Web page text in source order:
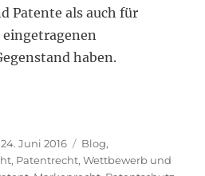
Patente als auch für
eingetragenen
haben.
für das Geistige
Veröffentlicht
am
24. Juni 2016 Kategorien
Blog,
, Patentrecht,Wettbewerb und